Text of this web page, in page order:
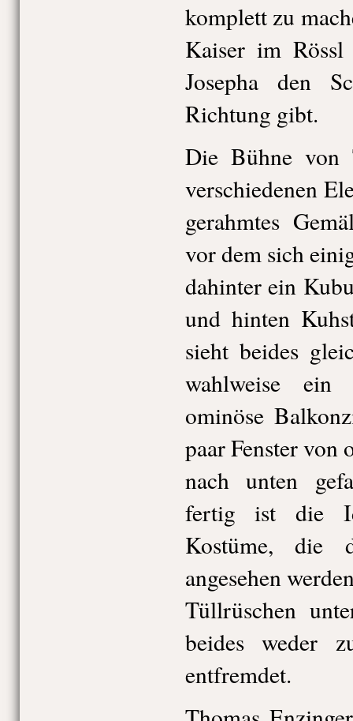
komplett zu
Kaiser im
Josepha den
Richtung gibt.
Die Bühne von
verschiedenen
gerahmtes
vor dem sich
dahinter ein
und hinten
sieht beides
wahlweise
ominöse
paar Fenster von
nach unten
fertig ist die
Kostüme, die
angesehen
Tüllrüschen
beides weder
entfremdet.